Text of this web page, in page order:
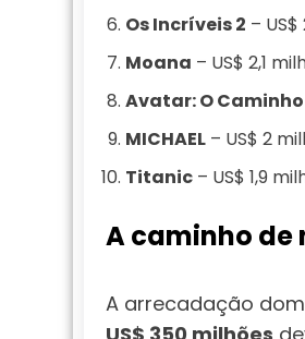
Os Incríveis 2 –
Moana – US$ 2,1
Avatar: O
MICHAEL – US$ 2
Titanic – US$ 1,9
A caminho de
A arrecadação